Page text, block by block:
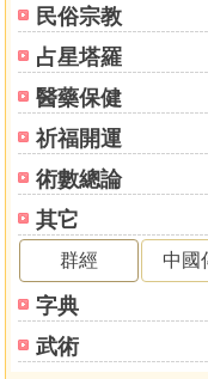
民俗宗教
占星塔羅
醫藥保健
祈福開運
術數總論
其它
群經 中國
字典
武術
第十九章 十天干性質
十天干性質喜忌
四時五行宜忌
第二十章 十神的相互
十神的相互關係
十神的作用
第二一章 普通格成敗
正官格的成數救應及
七殺格的成敗救應及
論官殺混雜去留法
傷官格的成敗救應及行
食神可的成敗救應及